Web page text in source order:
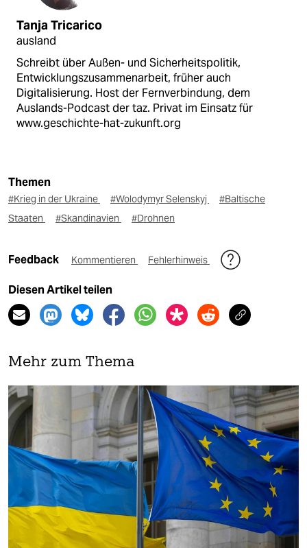
Tanja Tricarico
ausland
Schreibt über Außen- und Sicherheitspolitik,
Entwicklungszusammenarbeit, früher auch
Digitalisierung. Host der Fernverbindung, dem
Auslands-Podcast der taz. Privat im Einsatz für
www.geschichte-hat-zukunft.org
Themen
#Krieg in der Ukraine #Wolodymyr Selenskyj
#Baltische
Staaten
#Skandinavien #Drohnen
Feedback Kommentieren Fehlerhinweis
Diesen Artikel teilen
Mehr zum Thema